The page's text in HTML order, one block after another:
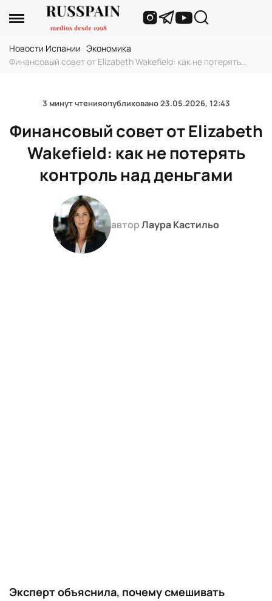
Новости Испании Экономика
Финансовый совет от Elizabeth Wakefield: как не потерять
3 минут чтенияопубликовано23.05.2026, 12:43
Финансовый совет от Elizabeth
Wakefield: как не потерять
контроль над деньгами
авторЛаура Кастильо
Эксперт объяснила, почему смешивать